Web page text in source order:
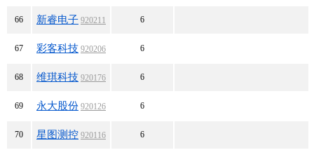
66 新睿电子 920211 6
67 彩客科技 920206 6
68 维琪科技 920176 6
69 永大股份 920126 6
70 星图测控 920116 6